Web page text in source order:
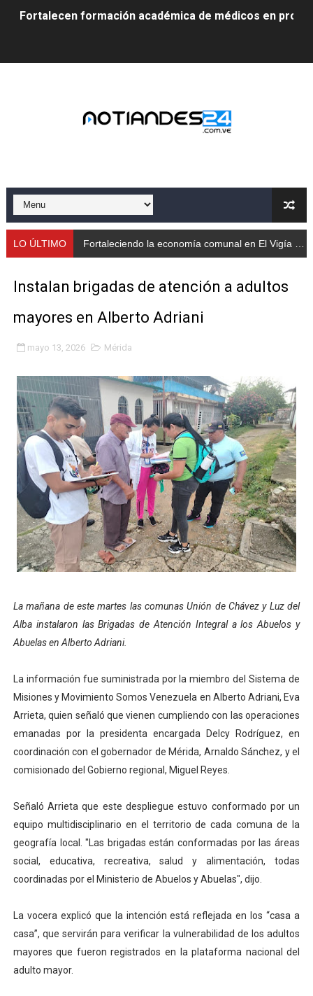
Fortalecen formación académica de médicos en
Fundecem inició con éxito el taller vacacional de
Iniciación al yoga reúne a diversos clubes deportivos
Mincomunas impulsa el autogobierno en Mérida con
Gobernación de Mérida realizó jornada socialista en
Inicia el Plan Cultura Vacacional 2026 en el estado
Merideños disfrutarán del Plan Agosto Escuelas
Recreación y formación fortalecen la integración
Club "Rápidos de Zea" brilló en el Primer Festival de
84 estudiantes celebraron su graduación en el
Cmdnna lleva esperanza y atención a casas de abrigo
Comunas de Obispo Ramos de Lora avanzan hacia el
Plan Vacacional Venezuela Renace 2026 arrancó con
Venezuela Renace 2026 lleva sonrisas y prevención a
Mérida impulsa el mapa de conocimientos con
Complejo Educativo Talento Deportivo lanza Plan
Arnaldo Sánchez reinaugura Parque Recreacional
Corposalud inició talleres para aspirantes al curso de
LO ÚLTIMO Fortaleciendo la economía comunal en El Vigía con microcréditos a emprendedores y productores
Instalan brigadas de atención a adultos
mayores en Alberto Adriani
mayo 13, 2026 Mérida
La mañana de este martes las comunas Unión de Chávez y Luz del
Alba instalaron las Brigadas de Atención Integral a los Abuelos y
Abuelas en Alberto Adriani.
La información fue suministrada por la miembro del Sistema de
Misiones y Movimiento Somos Venezuela en Alberto Adriani, Eva
Arrieta, quien señaló que vienen cumpliendo con las operaciones
emanadas por la presidenta encargada Delcy Rodríguez, en
coordinación con el gobernador de Mérida, Arnaldo Sánchez, y el
comisionado del Gobierno regional, Miguel Reyes.
Señaló Arrieta que este despliegue estuvo conformado por un
equipo multidisciplinario en el territorio de cada comuna de la
geografía local. "Las brigadas están conformadas por las áreas
social, educativa, recreativa, salud y alimentación, todas
coordinadas por el Ministerio de Abuelos y Abuelas", dijo.
La vocera explicó que la intención está reflejada en los “casa a
casa”, que servirán para verificar la vulnerabilidad de los adultos
mayores que fueron registrados en la plataforma nacional del
adulto mayor.